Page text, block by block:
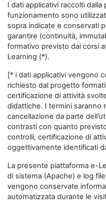
I dati applicativi raccolti
funzionamento sono
sopra indicate e conservati
garantire (continuità,
formativo previsto dai corsi
Learning (*).
[* i dati applicativi vengono
richiesto dal progetto
certificazione di attività
didattiche. I termini saranno
cancellazione da parte
contrasti con quanto
controlli, certificazione di
oggettivamente identificati
La presente piattaforma e-
di sistema (Apache) e log
vengono conservate
automatizzata durante le